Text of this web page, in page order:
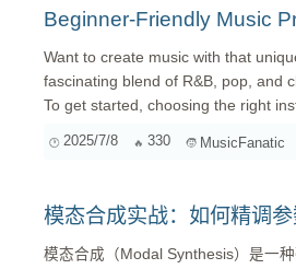
Beginner-Friendly Music
Want to create music with that
fascinating blend of R&B, pop, and
To get started, choosing the right
2025/7/8 330 MusicFanatic
模态合成实战：如何精调
模态合成（Modal Synthesis）是一